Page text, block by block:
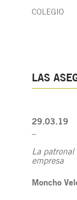
COLEGIO
LAS
29.03.19
La
empresa
Moncho